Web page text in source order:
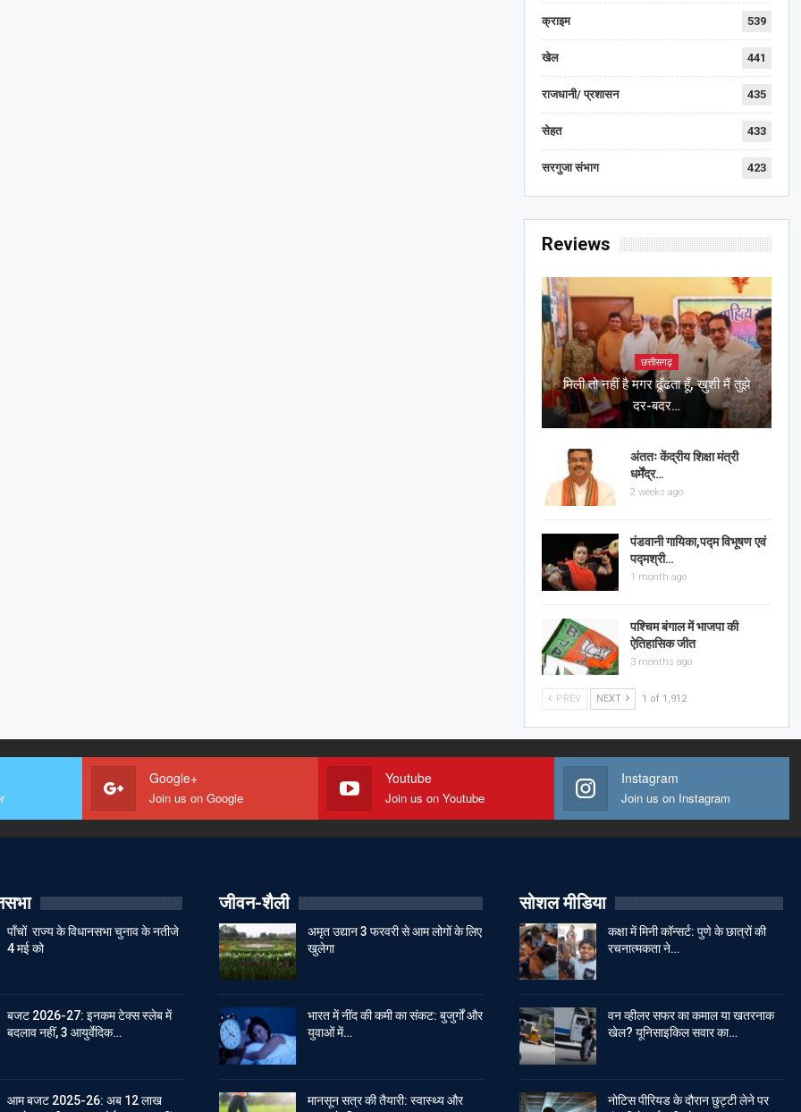
क्राइम 539
खेल 441
राजधानी/ प्रशासन 435
सेहत 433
सरगुजा संभाग 423
Reviews
छत्तीसगढ़
मिली तो नहीं है मगर ढूँढता हूँ, ख़ुशी मैं तुझे
दर-बदर…
अंततः केंद्रीय शिक्षा मंत्री
धर्मेंद्र…
2 weeks ago
पंडवानी गायिका,पद्म विभूषण एवं
पद्मश्री…
1 month ago
पश्चिम बंगाल में भाजपा की
ऐतिहासिक जीत
3 months ago
PREV NEXT 1 of 1,912
Google+
Join us on Google
Youtube
Join us on Youtube
Instagram
Join us on Instagram
पाँचों राज्य के विधानसभा चुनाव के नतीजे
4 मई को
बजट 2026-27: इनकम टेक्स स्लेब में
बदलाव नहीं, 3 आयुर्वेदिक…
आम बजट 2025-26: अब 12 लाख
जीवन-शैली
अमृत उद्यान 3 फरवरी से आम लोगों के लिए
खुलेगा
भारत में नींद की कमी का संकट: बुजुर्गों और
युवाओं में…
मानसून सत्र की तैयारी: स्वास्थ्य और
सोशल मीडिया
कक्षा में मिनी कॉन्सर्ट: पुणे के छात्रों की
रचनात्मकता ने…
वन व्हीलर सफर का कमाल या खतरनाक
खेल? यूनिसाइकिल सवार का…
नोटिस पीरियड के दौरान छुट्टी लेने पर